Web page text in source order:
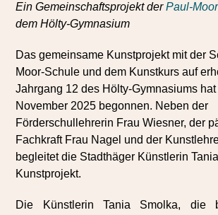
Ein Gemeinschaftsprojekt derPaul-
dem Hölty-Gymnasium
Das gemeinsame Kunstprojekt mitder
Moor-Schule und dem Kunstkurs auf
Jahrgang 12 des Hölty-Gymnasiums
November 2025 begonnen. Neben der
Förderschullehrerin Frau Wiesner, der
Fachkraft Frau Nagel und der
begleitet die Stadthäger Künstlerin
Kunstprojekt.
Die Künstlerin Tania Smolka, die